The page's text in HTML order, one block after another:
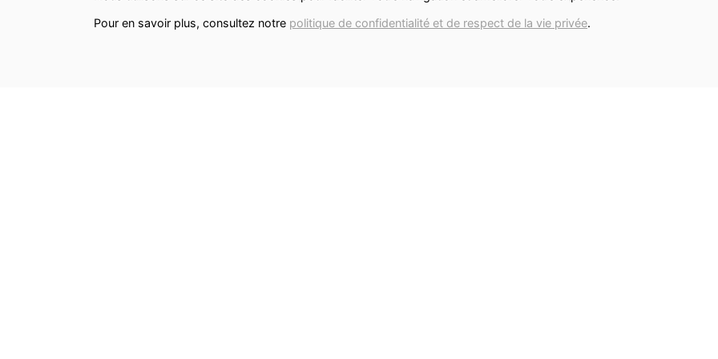
Pour en savoir plus, consultez notre politique de confidentialité et de respect de la vie privée.